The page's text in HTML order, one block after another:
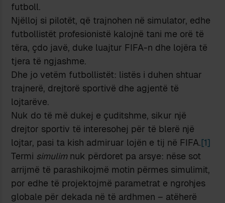
futboll.
Njëlloj si pilotët, që trajnohen në simulator, edhe
futbollistët profesionistë kalojnë tani me orë të
tëra, çdo javë, duke luajtur FIFA-n dhe lojëra të
tjera të ngjashme.
Dhe jo vetëm futbollistët: listës i duhen shtuar
trajnerë, drejtorë sportivë dhe agjentë të
lojtarëve.
Nuk do të më dukej e çuditshme, sikur një
drejtor sportiv të interesohej për të blerë një
lojtar, pasi ta kish admiruar lojën e tij në FIFA.[1]
Termi simulimnuk përdoret pa arsye: nëse sot
arrijmë të parashikojmë motin përmes simulimit,
por edhe të projektojmë parametrat e ngrohjes
globale për dekada në të ardhmen – atëherë